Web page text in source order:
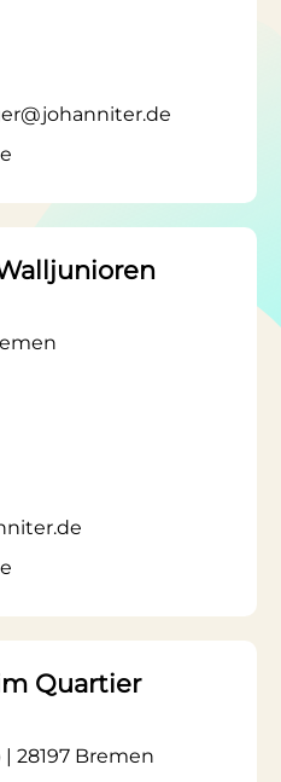
Quartier
28197 Bremen